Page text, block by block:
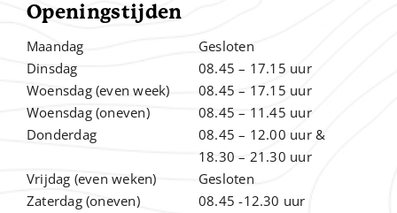
Openingstijden
Maandag
Dinsdag
Woensdag (even week)
Woensdag (oneven)
Donderdag
Vrijdag (even weken)
Zaterdag (oneven)
Gesloten
08.45 – 17.15 uur
08.45 – 17.15 uur
08.45 – 11.45 uur
08.45 – 12.00 uur &
18.30 – 21.30 uur
Gesloten
08.45 -12.30 uur